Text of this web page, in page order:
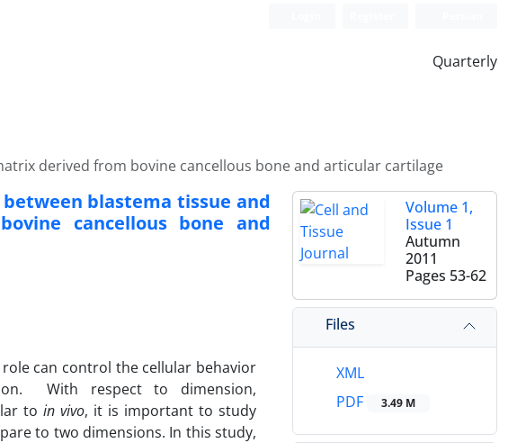
Quarterly
derived from bovine cancellous bone and articular cartilage
blastema tissue and
cancellous bone and
can control the cellular behavior
With respect to dimension,
to in vivo, it is important to study
to two dimensions. In this study,
Volume 1,
Issue 1
Autumn
2011
Pages 53-62
Files
XML
PDF
3.49 M